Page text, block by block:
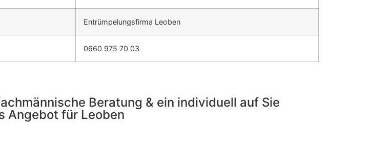
Entrümpelungsfirma Leoben
0660 975 70 03
Beratung & ein individuell auf Sie
Angebot für Leoben